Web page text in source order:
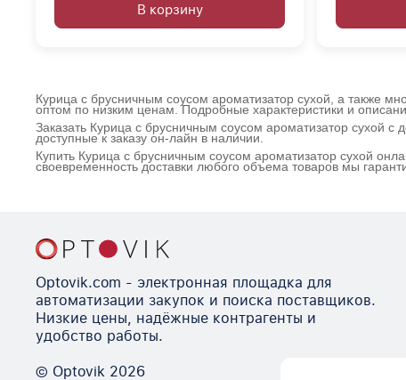
В корзину
Курица с брусничным соусом ароматизатор сухой, а также
оптом по низким ценам. Подробные характеристики и
Заказать Курица с брусничным соусом ароматизатор сухой
доступные к заказу он-лайн в наличии.
Купить Курица с брусничным соусом ароматизатор сухой
своевременность доставки любого объема товаров мы
Optovik.com - электронная площадка для
автоматизации закупок и поиска поставщиков.
Низкие цены, надёжные контрагенты и
удобство работы.
© Optovik 2026